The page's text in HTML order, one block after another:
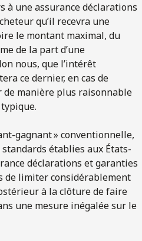
à une assurance déclarations
qu’il recevra une
le montant maximal, du
de la part d’une
nous, que l’intérêt
ce dernier, en cas de
de manière plus raisonnable
gagnant » conventionnelle,
établies aux États-
déclarations et garanties
de limiter considérablement
à la clôture de faire
une mesure inégalée sur le